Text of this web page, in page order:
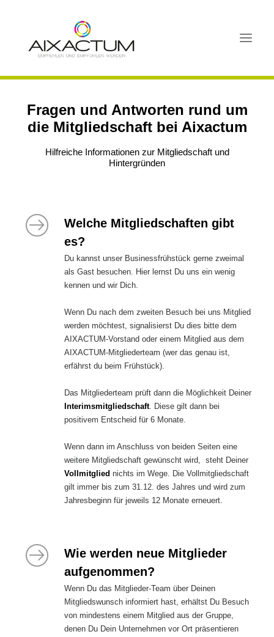
HOME
BUSINESSFRÜHSTÜCK XL IN AACHEN
BUSINESSFRÜHSTÜCK
SCHNUPPERMITGLIEDSCHAFT
FAQ
Fragen und Antworten rund um
die Mitgliedschaft bei Aixactum
Hilfreiche Informationen zur Mitgliedschaft und
Hintergründen
Welche Mitgliedschaften gibt
es?
Du kannst unser Businessfrühstück gerne zweimal
als Gast besuchen. Hier lernst Du uns ein wenig
kennen und wir Dich.
Wenn Du nach dem zweiten Besuch bei uns Mitglied
werden möchtest, signalisierst Du dies bitte dem
AIXACTUM-Vorstand oder einem Mitglied aus dem
AIXACTUM-Mitgliederteam (wer das genau ist,
erfährst du beim Frühstück).
Das Mitgliederteam prüft dann die Möglichkeit Deiner
Interimsmitgliedschaft. Diese gilt dann bei
positivem Entscheid für 6 Monate.
Wenn dann im Anschluss von beiden Seiten eine
weitere Mitgliedschaft gewünscht wird, steht Deiner
Vollmitglied nichts im Wege. Die Vollmitgliedschaft
gilt immer bis zum 31.12. des Jahres und wird zum
Jahresbeginn für jeweils 12 Monate erneuert.
Wie werden neue Mitglieder
aufgenommen?
Wenn Du das Mitglieder-Team über Deinen
Mitgliedswunsch informiert hast, erhältst Du Besuch
von mindestens einem Mitglied aus der Gruppe,
denen Du Dein Unternehmen vor Ort präsentieren